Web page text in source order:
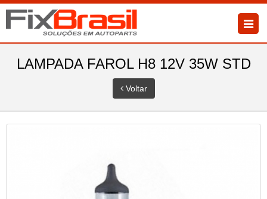
LAMPADA FAROL H8 12V 35W STD
Voltar